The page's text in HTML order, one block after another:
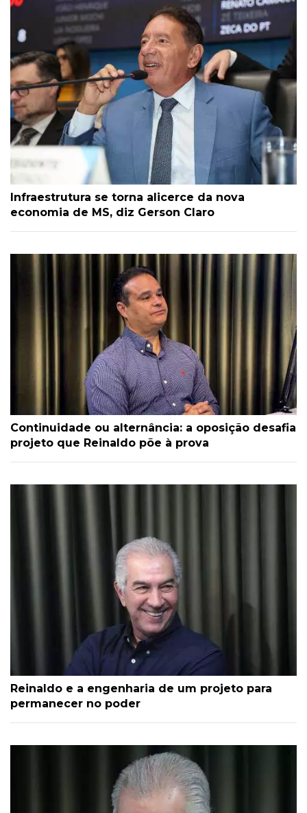
Infraestrutura se torna alicerce da nova
economia de MS, diz Gerson Claro
Continuidade ou alternância: a oposição desafia
projeto que Reinaldo põe à prova
Reinaldo e a engenharia de um projeto para
permanecer no poder